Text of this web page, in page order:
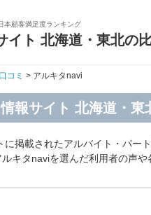
本顧客満足度ランキング
イト 北海道・東北の
コミ > アルキタnavi
報サイト 北海道・東
掲載されたアルバイト・パー
キタnaviを選んだ利用者の声や